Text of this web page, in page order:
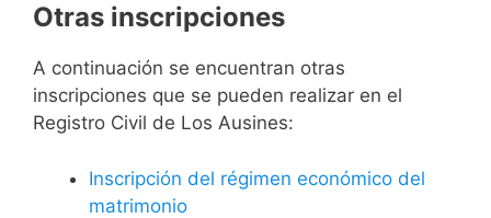
Otras inscripciones
A continuación se encuentran otras
inscripciones que se pueden realizar en el
Registro Civil de Los Ausines:
Inscripción del régimen económico del
matrimonio